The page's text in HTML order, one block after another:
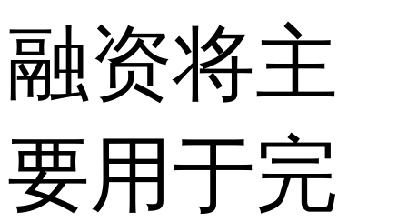
融资将主
要用于完